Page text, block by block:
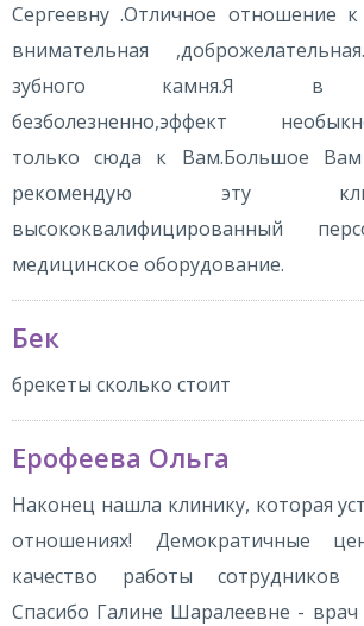
Сергеевну .Отличное отношение к
внимательная
зубного камня.Я в
безболезненно,эффект
только сюда к Вам.Большое Вам
рекомендую эту
высококвалифицированный
медицинское оборудование.
Бек
брекеты сколько стоит
Ерофеева Ольга
Наконец нашла клинику, которая
отношениях! Демократичные
качество работы сотрудников
Спасибо Галине Шаралеевне -